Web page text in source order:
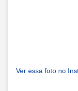
Ver essa foto no